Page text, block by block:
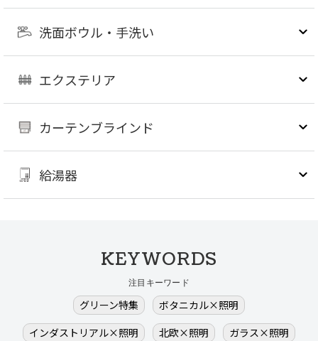
洗面ボウル・手洗い
エクステリア
カーテンブラインド
給湯器
KEYWORDS
注目キーワード
グリーン特集
ボタニカル×照明
インダストリアル×照明
北欧×照明
ガラス×照明